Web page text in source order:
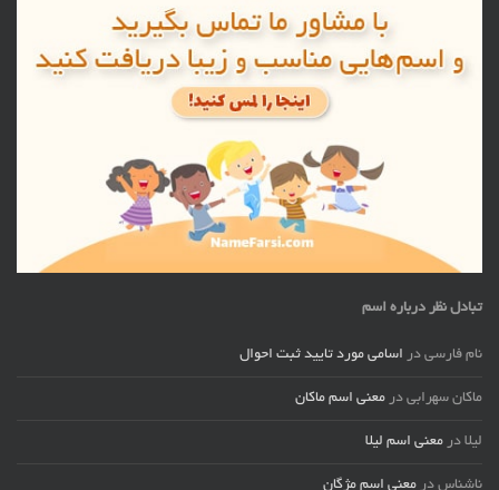
تبادل نظر درباره اسم
نام فارسی در اسامی مورد تایید ثبت احوال
ماکان سهرابی در معنی اسم ماکان
لیلا در معنی اسم لیلا
ناشناس در معنی اسم مژگان